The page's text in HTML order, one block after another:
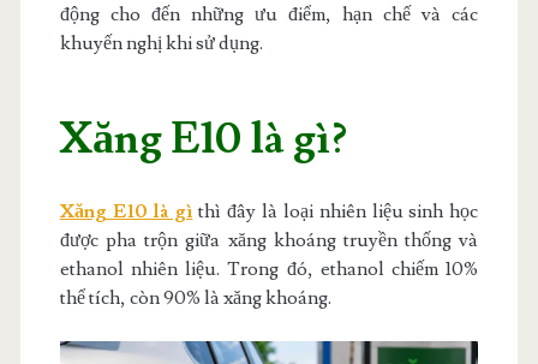
động cho đến những ưu điểm, hạn chế và các
khuyến nghị khi sử dụng.
Xăng E10 là gì?
Xăng E10 là gì thì đây là loại nhiên liệu sinh học
được pha trộn giữa xăng khoáng truyền thống và
ethanol nhiên liệu. Trong đó, ethanol chiếm 10%
thể tích, còn 90% là xăng khoáng.